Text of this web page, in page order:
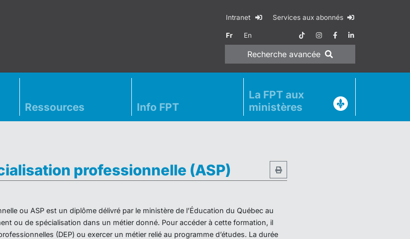
Intranet Services aux abonnés
Fr En
Recherche avancée
Ressources Info FPT
La FPT aux
ministères
professionnelle (ASP)
ou ASP est un diplôme délivré par le ministère de l’Éducation du Québec au
ou de spécialisation dans un métier donné. Pour accéder à cette formation, il
(DEP) ou exercer un métier relié au programme d’études. La durée